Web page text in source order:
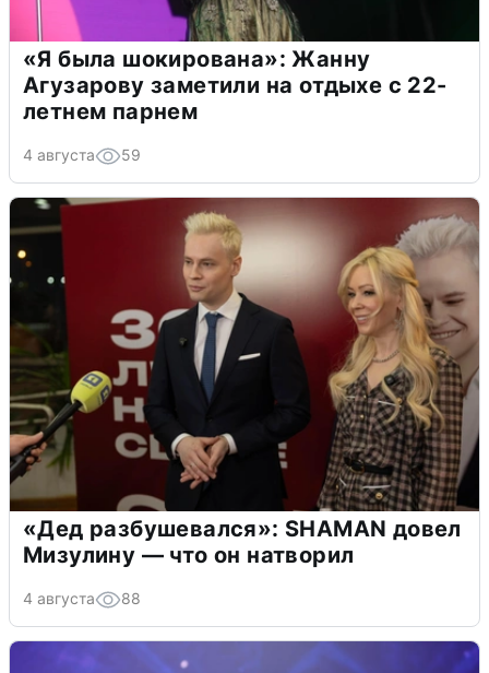
«Я была шокирована»: Жанну
Агузарову заметили на отдыхе с 22-
летнем парнем
4 августа 59
«Дед разбушевался»: SHAMAN довел
Мизулину — что он натворил
4 августа 88